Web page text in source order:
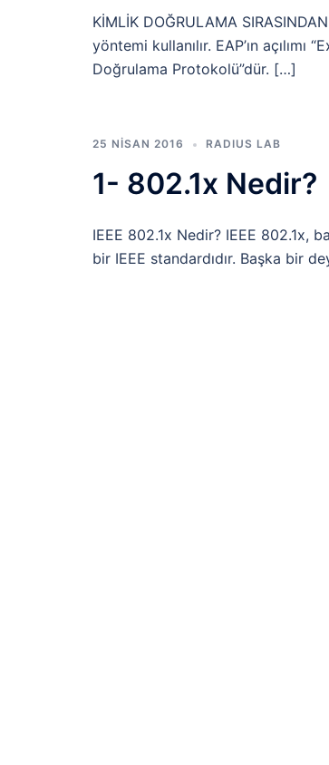
KİMLİK DOĞRULAMA
yöntemi kullanılır. EAP’ın
Doğrulama Protokolü”dür. […]
25 NISAN 2016 RADIUS LAB
1- 802.1x Nedir?
IEEE 802.1x Nedir? IEEE 802.1x,
bir IEEE standardıdır. Başka bir